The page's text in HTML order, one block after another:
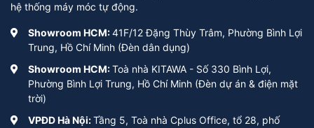
hệ thống máy móc tự động.
Showroom HCM:41F/12 Đặng Thùy Trâm, Phường Bình Lợi
Trung, Hồ Chí Minh (Đèn dân dụng)
Showroom HCM:Toà nhà KITAWA - Số 330 Bình Lợi,
Phường Bình Lợi Trung, Hồ Chí Minh (Đèn dự án & điện mặt
trời)
VPĐD Hà Nội:Tầng 5, Toà nhà Cplus Office, tổ 28, phố